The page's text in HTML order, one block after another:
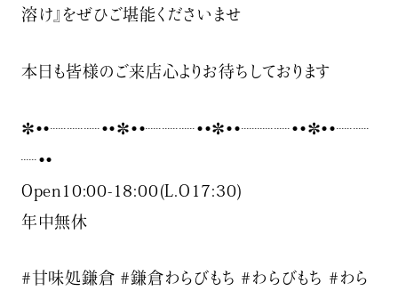
溶け』をぜひご堪能くださいませ
本日も皆様のご来店心よりお待ちしております
✼••┈┈┈••✼••┈┈┈••✼••┈┈┈••✼••┈┈
┈••
Open10:00-18:00(L.O17:30)
年中無休
#甘味処鎌倉 #鎌倉わらびもち #わらびもち #わら